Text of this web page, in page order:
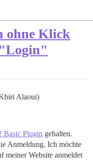
ohne Klick
"Login"
Alaoui)
Basic Plugin gehalten.
Anmeldung. Ich möchte
meiner Website anmeldet